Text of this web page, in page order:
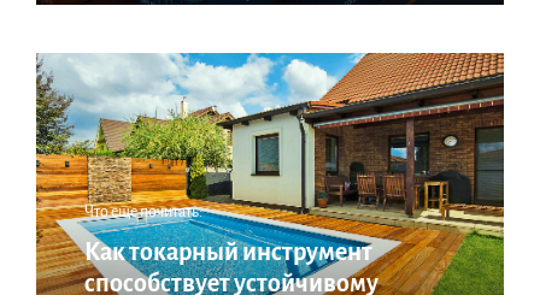
Что еще почитать:
Как токарный инструмент
способствует устойчивому